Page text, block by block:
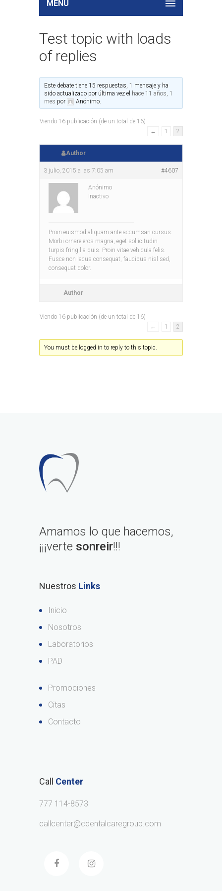
MENU
Test topic with loads
of replies
Este debate tiene 15 respuestas, 1 mensaje y ha
sido actualizado por última vez el hace 11 años, 1
mes por Anónimo.
Viendo 16 publicación (de un total de 16)
←
1 2
Author
3 julio, 2015 a las 7:05 am #4607
Anónimo
Inactivo
Proin euismod aliquam ante accumsan cursus.
Morbi ornare eros magna, eget sollicitudin
turpis fringilla quis. Proin vitae vehicula felis.
Fusce non lacus consequat, faucibus nisl sed,
consequat dolor.
Author
Viendo 16 publicación (de un total de 16)
←
1 2
You must be logged in to reply to this topic.
Amamos lo que hacemos,
¡¡¡verte sonreir!!!
Nuestros Links
Inicio
Nosotros
Laboratorios
PAD
Promociones
Citas
Contacto
Call Center
777 114-8573
callcenter@cdentalcaregroup.com